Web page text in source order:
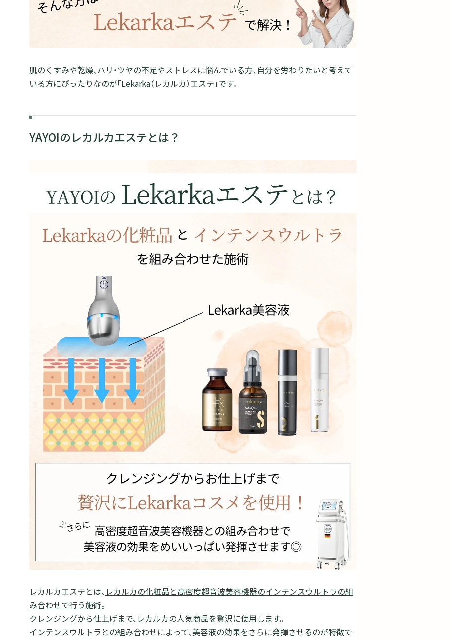
肌のくすみや乾燥、ハリ・ツヤの不足やストレスに悩んでいる方、自分を労わりたいと考えて
いる方にぴったりなのが「Lekarka（レカルカ）エステ」です。
YAYOIのレカルカエステとは？
レカルカエステとは、 レカルカの化粧品と高密度超音波美容機器のインテンスウルトラの組
み合わせで行う施術。
クレンジングから仕上げまで、レカルカの人気商品を贅沢に使用します。
インテンスウルトラとの組み合わせによって、美容液の効果をさらに発揮させるのが特徴で